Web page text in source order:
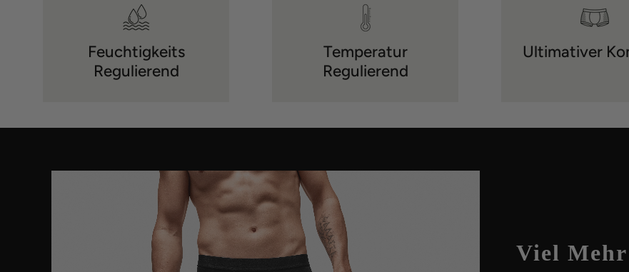
Feuchtigkeits
Regulierend
Temperatur
Regulierend
Ultimativer
Viel